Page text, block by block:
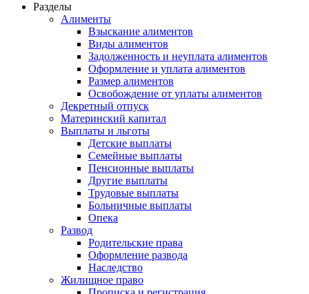
Разделы
Алименты
Взыскание алиментов
Виды алиментов
Задолженность и неуплата алиментов
Оформление и уплата алиментов
Размер алиментов
Освобождение от уплаты алиментов
Декретный отпуск
Материнский капитал
Выплаты и льготы
Детские выплаты
Семейные выплаты
Пенсионные выплаты
Другие выплаты
Трудовые выплаты
Больничные выплаты
Опека
Развод
Родительские права
Оформление развода
Наследство
Жилищное право